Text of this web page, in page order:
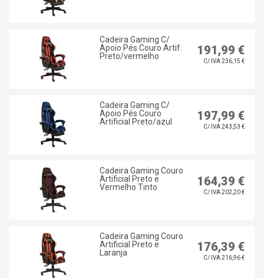
Cadeira Gaming C/
Apoio Pés Couro Artif.
Preto/vermelho
191,99 €
C/ IVA 236,15 €
Cadeira Gaming C/
Apoio Pés Couro
Artificial Preto/azul
197,99 €
C/ IVA 243,53 €
Cadeira Gaming Couro
Artificial Preto e
Vermelho Tinto
164,39 €
C/ IVA 202,20 €
Cadeira Gaming Couro
Artificial Preto e
Laranja
176,39 €
C/ IVA 216,96 €